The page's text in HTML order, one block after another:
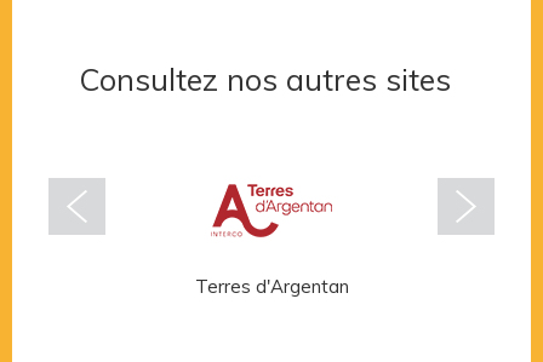
Consultez nos autres sites
Terres d'Argentan